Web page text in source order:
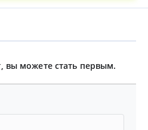
вы можете стать первым.